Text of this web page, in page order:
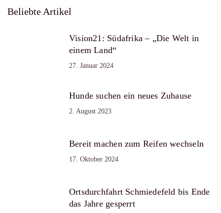
Beliebte Artikel
Vision21: Südafrika – „Die Welt in
einem Land“
27. Januar 2024
Hunde suchen ein neues Zuhause
2. August 2023
Bereit machen zum Reifen wechseln
17. Oktober 2024
Ortsdurchfahrt Schmiedefeld bis Ende
das Jahre gesperrt